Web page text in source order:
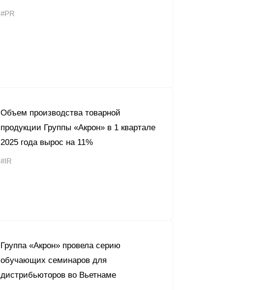
#PR
Объем производства товарной
продукции Группы «Акрон» в 1 квартале
2025 года вырос на 11%
#IR
Группа «Акрон» провела серию
обучающих семинаров для
дистрибьюторов во Вьетнаме